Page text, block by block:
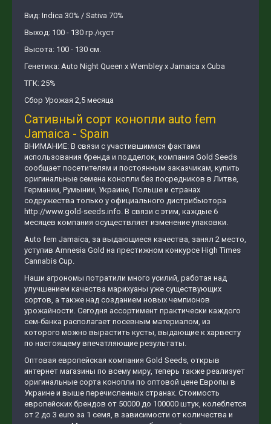
Вид: Indica 30% / Sativa 70%
Выход: 100 - 130 гр./куст
Высота: 100 - 130 см.
Генетика: Auto Night Queen х Wembley х Jamaica х Cuba
ТГК: 25%
Сбор Урожая 2,5 месяца
Сативный сорт конопли аuto fem
Jamaica - Spain
ВНИМАНИЕ: В связи с участившимися фактами
использования бренда и подделок, компания Gold Seeds
сообщает посетителям и постоянным заказчикам, купить
оригинальные семена конопли без посредников в Литве,
Германии, Румынии, Украине, Польше и странах
содружества только у официального дистрибьютора
http://www.gold-seeds.info. В связи с этим, каждые 6
месяцев компания осуществляет изменение упаковки.
Auto fem Jamaica, за выдающиеся качества, занял 2 место,
уступив Amnesia Gold на престижном конкурсе High Times
Cannabis Cup.
Наши агрономы потратили много усилий, работая над
улучшением качества марихуаны уже существующих
сортов, а также над созданием новых чемпионов
урожайности. Сегодня ассортимент практически каждого
сем-банка располагает посевным материалом, из
которого можно вырастить кусты, выдающие к харвесту
по настоящему впечатляющие результаты.
Оптовая европейская компания Gold Seeds, открыв
интернет магазины по всему миру, теперь также реализует
оригинальные сорта конопли по оптовой цене Европы в
Украине и выше перечисленных странах. Стоимость
европейских брендов от 50000 до 100000 штук, колеблется
от 2 до 3 euro за 1 семя, в зависимости от количества и